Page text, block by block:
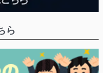
ら